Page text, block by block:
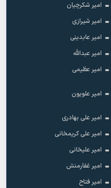
امیر شکرچیان
امیر شیرازی
امیر عابدینی
امیر عبدالله
امیر عظیمی
امیر علویون
امیر علی بهادری
امیر علی کریمخانی
امیر علیخانی
امیر غفارمنش
امیر فتاح